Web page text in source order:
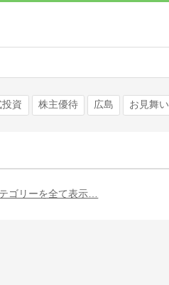
投資 株主優待 広島 お見舞い
ゴリーを全て表示…